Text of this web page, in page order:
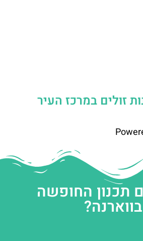
זולים במרכז העיר
תכנון החופשה
בווארנה?